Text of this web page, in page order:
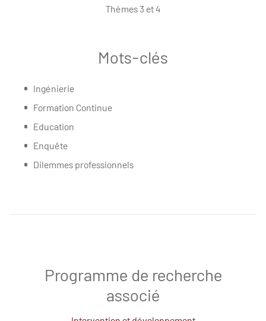
Thèmes 3 et 4
Mots-clés
Ingénierie
Formation Continue
Education
Enquête
Dilemmes professionnels
Programme de recherche
associé